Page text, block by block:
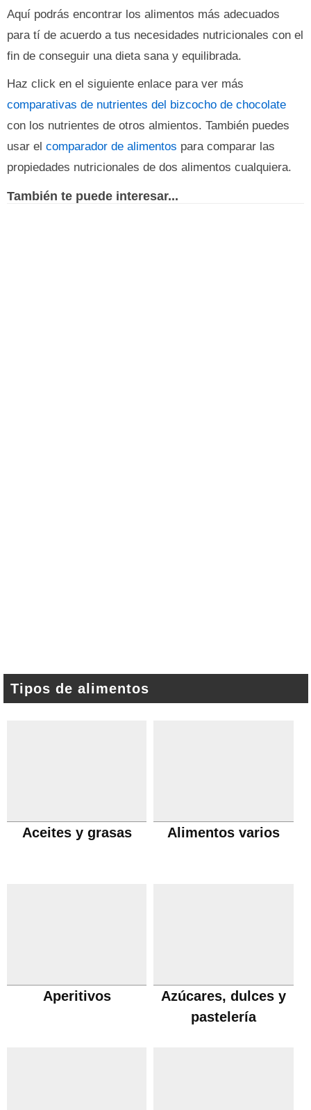
Aquí podrás encontrar los alimentos más adecuados
para tí de acuerdo a tus necesidades nutricionales con el
fin de conseguir una dieta sana y equilibrada.
Haz click en el siguiente enlace para ver más
comparativas de nutrientes del bizcocho de chocolate
con los nutrientes de otros almientos. También puedes
usar el comparador de alimentos para comparar las
propiedades nutricionales de dos alimentos cualquiera.
También te puede interesar...
Tipos de alimentos
Aceites y grasas Alimentos varios
Aperitivos
Azúcares, dulces y
pastelería